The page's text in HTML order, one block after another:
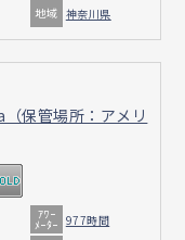
地域 神奈川県
保管場所：アメリ
ｱﾜｰ
ﾒｰﾀｰ 977時間